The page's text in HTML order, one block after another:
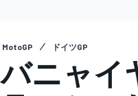
MotoGP ドイツGP
バニャイ